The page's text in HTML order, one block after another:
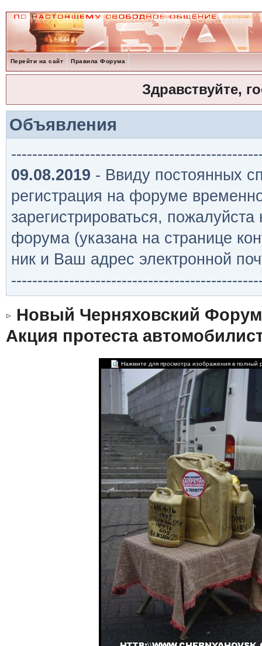
Перейти на сайт Правила Форума
Здравствуйте,
Объявления
09.08.2019 - Ввиду постоянных
регистрация на форуме
зарегистрироваться,
форума (указана на странице
ник и Ваш адрес электронной
Новый Черняховский Форум
Акция протеста
Нажмите для просмотра изображения в полный